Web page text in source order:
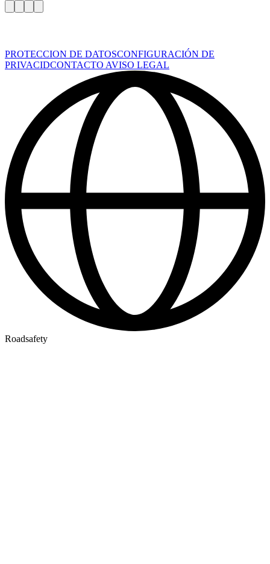
PROTECCION DE DATOSCONFIGURACIÓN DE
PRIVACIDCONTACTO AVISO LEGAL
Roadsafety